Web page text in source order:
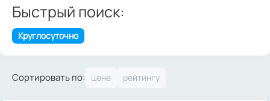
Быстрый поиск:
Круглосуточно
Сортировать по: